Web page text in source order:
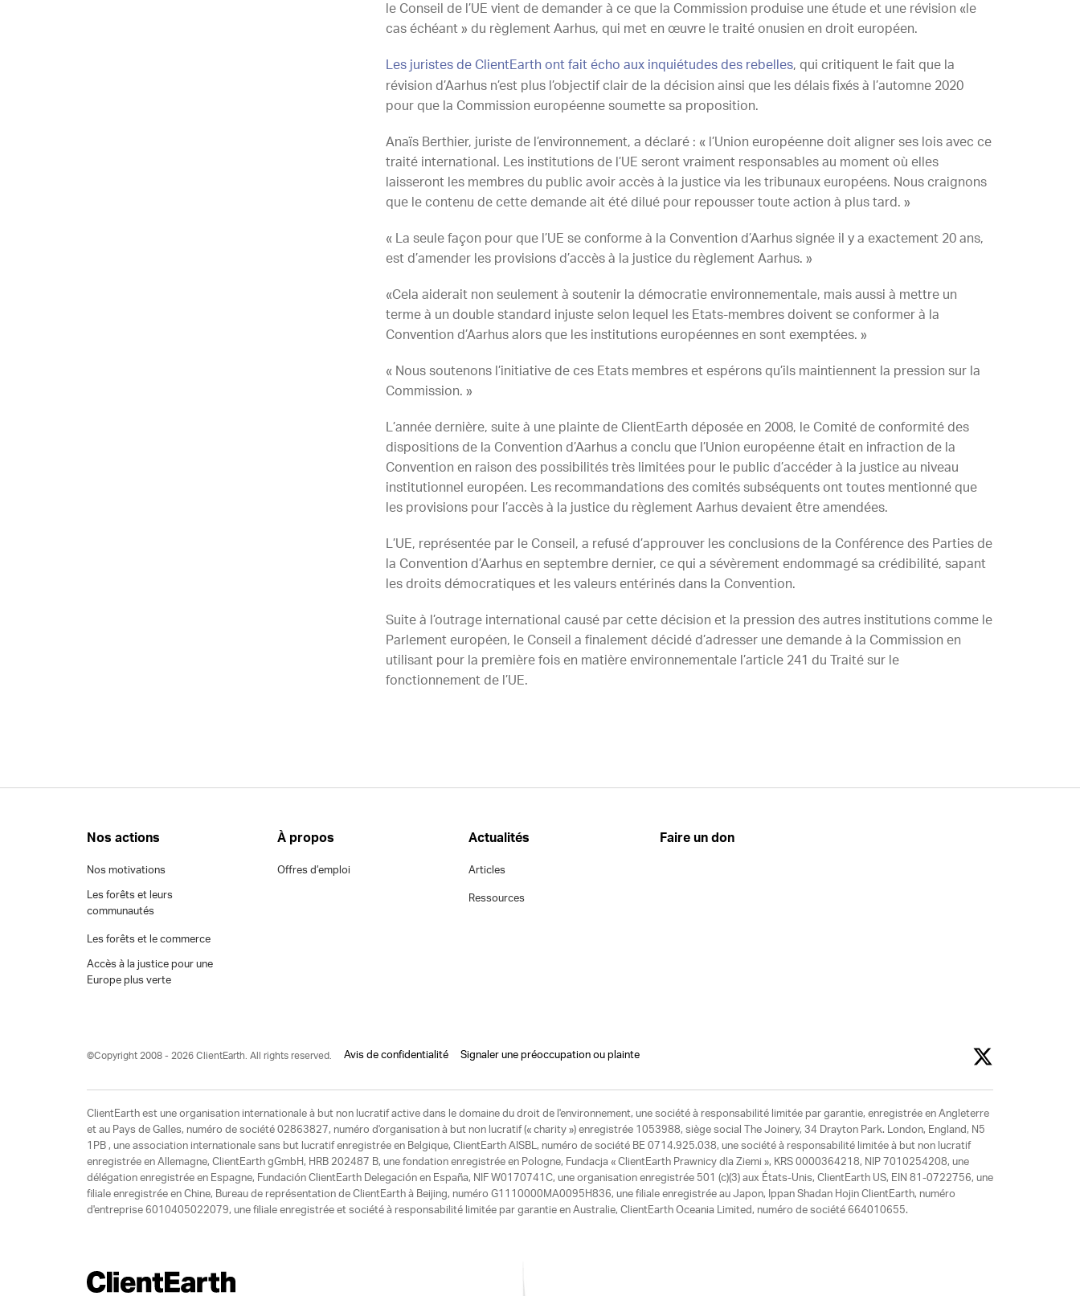
le Conseil de l’UE vient de demander à ce que la Commission produise une étude et une révision «le
cas échéant » du règlement Aarhus, qui met en œuvre le traité onusien en droit européen.
Les juristes de ClientEarth ont fait écho aux inquiétudes des rebelles, qui critiquent le fait que la
révision d’Aarhus n’est plus l’objectif clair de la décision ainsi que les délais fixés à l’automne 2020
pour que la Commission européenne soumette sa proposition.
Anaïs Berthier, juriste de l’environnement, a déclaré : « l’Union européenne doit aligner ses lois avec ce
traité international. Les institutions de l’UE seront vraiment responsables au moment où elles
laisseront les membres du public avoir accès à la justice via les tribunaux européens. Nous craignons
que le contenu de cette demande ait été dilué pour repousser toute action à plus tard. »
« La seule façon pour que l’UE se conforme à la Convention d’Aarhus signée il y a exactement 20 ans,
est d’amender les provisions d’accès à la justice du règlement Aarhus. »
«Cela aiderait non seulement à soutenir la démocratie environnementale, mais aussi à mettre un
terme à un double standard injuste selon lequel les Etats-membres doivent se conformer à la
Convention d’Aarhus alors que les institutions européennes en sont exemptées. »
« Nous soutenons l’initiative de ces Etats membres et espérons qu’ils maintiennent la pression sur la
Commission. »
L’année dernière, suite à une plainte de ClientEarth déposée en 2008, le Comité de conformité des
dispositions de la Convention d’Aarhus a conclu que l’Union européenne était en infraction de la
Convention en raison des possibilités très limitées pour le public d’accéder à la justice au niveau
institutionnel européen. Les recommandations des comités subséquents ont toutes mentionné que
les provisions pour l’accès à la justice du règlement Aarhus devaient être amendées.
L’UE, représentée par le Conseil, a refusé d’approuver les conclusions de la Conférence des Parties de
la Convention d’Aarhus en septembre dernier, ce qui a sévèrement endommagé sa crédibilité, sapant
les droits démocratiques et les valeurs entérinés dans la Convention.
Suite à l’outrage international causé par cette décision et la pression des autres institutions comme le
Parlement européen, le Conseil a finalement décidé d’adresser une demande à la Commission en
utilisant pour la première fois en matière environnementale l’article 241 du Traité sur le
fonctionnement de l’UE.
Nos actions
Nos motivations
Les forêts et leurs
communautés
Les forêts et le commerce
Accès à la justice pour une
Europe plus verte
À propos
Offres d’emploi
Actualités
Articles
Ressources
Faire un don
©Copyright 2008 - 2026 ClientEarth. All rights reserved. Avis de confidentialité Signaler une préoccupation ou plainte
ClientEarth est une organisation internationale à but non lucratif active dans le domaine du droit de l'environnement, une société à responsabilité limitée par garantie, enregistrée en Angleterre
et au Pays de Galles, numéro de société 02863827, numéro d'organisation à but non lucratif (« charity ») enregistrée 1053988, siège social The Joinery, 34 Drayton Park. London, England, N5
1PB , une association internationale sans but lucratif enregistrée en Belgique, ClientEarth AISBL, numéro de société BE 0714.925.038, une société à responsabilité limitée à but non lucratif
enregistrée en Allemagne, ClientEarth gGmbH, HRB 202487 B, une fondation enregistrée en Pologne, Fundacja « ClientEarth Prawnicy dla Ziemi », KRS 0000364218, NIP 7010254208, une
délégation enregistrée en Espagne, Fundación ClientEarth Delegación en España, NIF W0170741C, une organisation enregistrée 501 (c)(3) aux États-Unis, ClientEarth US, EIN 81-0722756, une
filiale enregistrée en Chine, Bureau de représentation de ClientEarth à Beijing, numéro G1110000MA0095H836, une filiale enregistrée au Japon, Ippan Shadan Hojin ClientEarth, numéro
d'entreprise 6010405022079, une filiale enregistrée et société à responsabilité limitée par garantie en Australie, ClientEarth Oceania Limited, numéro de société 664010655.